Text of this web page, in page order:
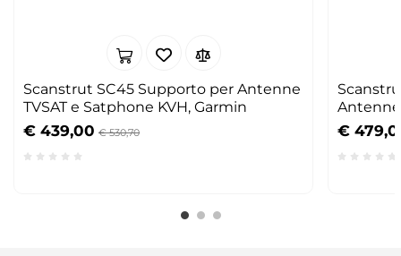
Scanstrut SC45 Supporto per Antenne
TVSAT e Satphone KVH, Garmin
€ 439,00 € 530,70
Antenne
€